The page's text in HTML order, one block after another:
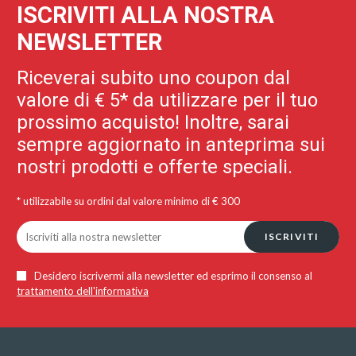
ISCRIVITI ALLA NOSTRA
NEWSLETTER
Riceverai subito uno coupon dal
valore di € 5* da utilizzare per il tuo
prossimo acquisto! Inoltre, sarai
sempre aggiornato in anteprima sui
nostri prodotti e offerte speciali.
* utilizzabile su ordini dal valore minimo di € 300
ISCRIVITI
Desidero iscrivermi alla newsletter ed esprimo il consenso al
trattamento dell'informativa